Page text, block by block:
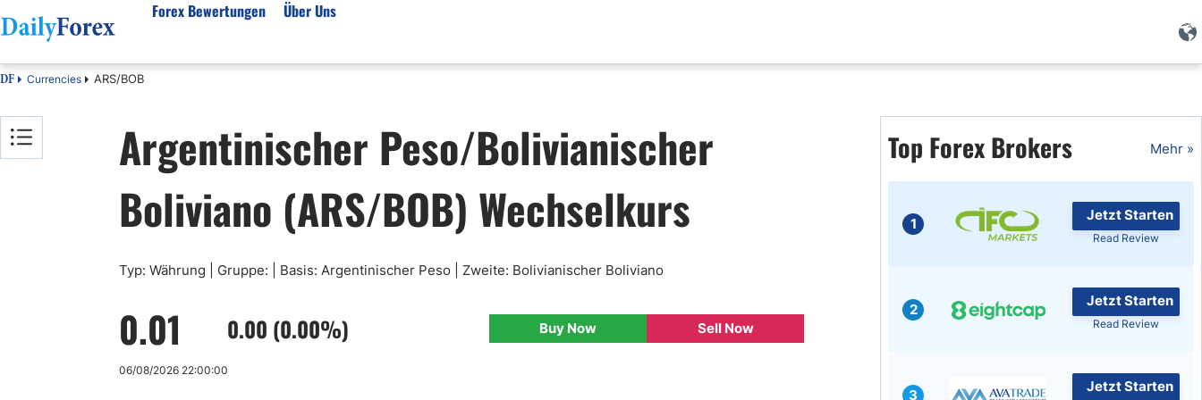
Forex Bewertungen
FX Broker Bewertungen
Automatischer Forex Handel
Mehr unter Rezensionen
Vollständige Brokerliste
Forex News
Technische Analyse
Wochenprognose
Kostenlose FX Signale
Nozioni Di Base Forex
EUR-USD
GBP-USD
Bitcoin-USD
Islamischer Forex
Über Uns
Redaktionelle Richtlinien
Unsere Methodik
Warum uns vertrauen?
DF Currencies ARS/BOB
Argentinischer Peso/Bolivianischer
Boliviano (ARS/BOB) Wechselkurs
Typ: Währung | Gruppe: | Basis: Argentinischer Peso | Zweite: Bolivianischer Boliviano
0.01 0.00 (0.00%) Buy Now Sell Now
06/08/2026 22:00:00
Top Forex Brokers Mehr »
1
Jetzt Starten
Read Review
2
Jetzt Starten
Read Review
3
Jetzt Starten